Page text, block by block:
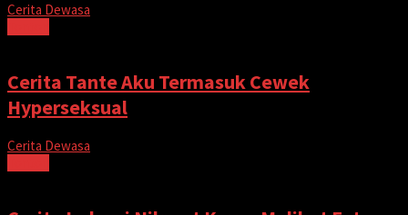
Cerita Dewasa
Cerita Tante Aku Termasuk Cewek
Hyperseksual
Cerita Dewasa